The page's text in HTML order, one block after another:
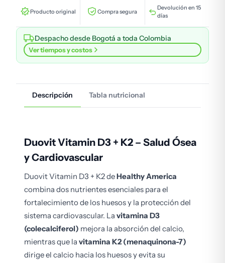
Producto original Compra segura
Devolución en 15
días
Despacho desde Bogotá a toda Colombia
Ver tiempos y costos
Descripción Tabla nutricional
Duovit Vitamin D3 + K2 – Salud Ósea
y Cardiovascular
Duovit Vitamin D3 + K2 deHealthy America
combina dos nutrientes esenciales para el
fortalecimiento de los huesos y la protección del
sistema cardiovascular. La vitamina D3
(colecalciferol) mejora la absorción del calcio,
mientras que la vitamina K2 (menaquinona-7)
dirige el calcio hacia los huesos y evita su